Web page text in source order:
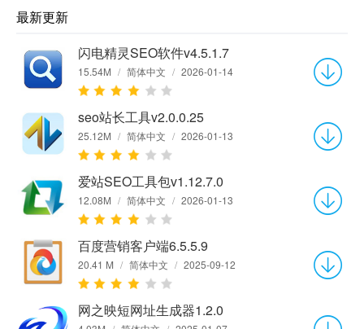
最新更新
闪电精灵SEO软件v4.5.1.7
15.54M / 简体中文 / 2026-01-14
seo站长工具v2.0.0.25
25.12M / 简体中文 / 2026-01-13
爱站SEO工具包v1.12.7.0
12.08M / 简体中文 / 2026-01-13
百度营销客户端6.5.5.9
20.41 M / 简体中文 / 2025-09-12
网之映短网址生成器1.2.0